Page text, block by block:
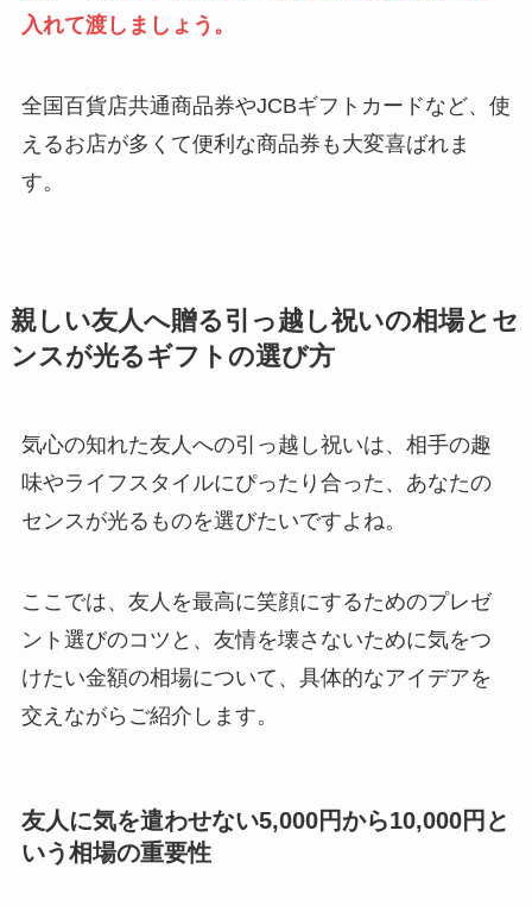
入れて渡しましょう。
全国百貨店共通商品券やJCBギフトカードなど、使
えるお店が多くて便利な商品券も大変喜ばれま
す。
親しい友人へ贈る引っ越し祝いの相場とセ
ンスが光るギフトの選び方
気心の知れた友人への引っ越し祝いは、相手の趣
味やライフスタイルにぴったり合った、あなたの
センスが光るものを選びたいですよね。
ここでは、友人を最高に笑顔にするためのプレゼ
ント選びのコツと、友情を壊さないために気をつ
けたい金額の相場について、具体的なアイデアを
交えながらご紹介します。
友人に気を遣わせない5,000円から10,000円と
いう相場の重要性